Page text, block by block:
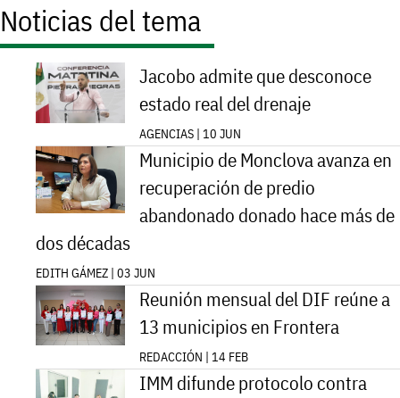
Noticias del tema
Jacobo admite que desconoce
estado real del drenaje
AGENCIAS | 10 JUN
Municipio de Monclova avanza en
recuperación de predio
abandonado donado hace más de
dos décadas
EDITH GÁMEZ | 03 JUN
Reunión mensual del DIF reúne a
13 municipios en Frontera
REDACCIÓN | 14 FEB
IMM difunde protocolo contra